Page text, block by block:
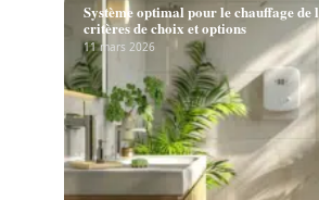
Système optimal pour le chauffage de
critères de choix et options
11 mars 2026